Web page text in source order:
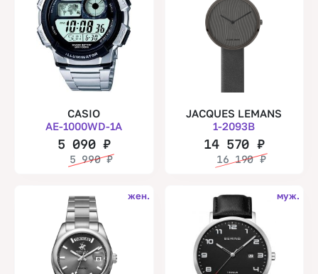
CASIO
AE-1000WD-1A
5 090 ₽
5 990₽
JACQUES LEMANS
1-2093B
14 570 ₽
16 190₽
жен. муж.